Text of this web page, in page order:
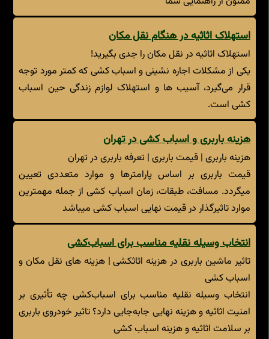
استهلاک اثاثیه در هنگام نقل مکان
استهلاک اثاثیه در نقل مکان را جدی بگیرید!
یکی از مشکلات اجاره نشینی و اسباب کشی که کمتر مورد توجه
قرار می‌گیرد، آسیب ها و استهلاک لوازم زندگی حین اسباب
کشی است.
هزینه باربری و اسباب کشی در تهران
هزینه باربری | قیمت باربری | تعرفه باربری در تهران
قیمت باربری بر اساس پارامترها و موارد متعددی تعیین
میگردد. مسافت، طبقات، زمان اسباب کشی از جمله مهمترین
موارد تاثیرگذار در قیمت نهایی اسباب کشی میباشد
انتخاب وسیله نقلیه مناسب برای اسباب‌کشی
تاثیر ماشین باربری در هزینه اثاثکشی | هزینه های نقل مکان و
اسباب کشی
انتخاب وسیله نقلیه مناسب برای اسباب‌کشی چه تأثیری بر
امنیت اثاثیه و هزینه نهایی جابه‌جایی دارد؟ تاثیر خودروی باربری
بر سلامت اثاثیه و هزینه اسباب کشی